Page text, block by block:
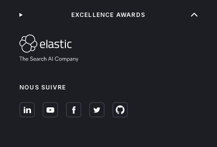
NOUS SUIVRE
EXCELLENCE AWARDS